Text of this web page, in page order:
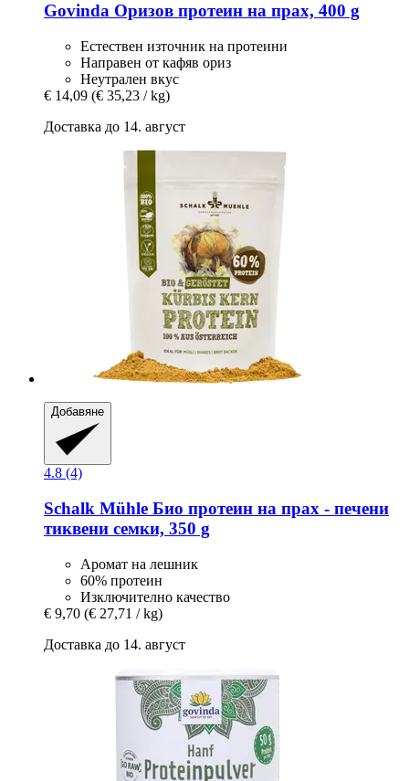
Govinda Оризов протеин на прах, 400 g
Естествен източник на протеини
Направен от кафяв ориз
Неутрален вкус
€ 14,09 (€ 35,23 / kg)
Доставка до 14. август
Добавяне
4.8 (4)
Schalk Mühle Био протеин на прах -​ печени
тиквени семки, 350 g
Аромат на лешник
60% протеин
Изключително качество
€ 9,70 (€ 27,71 / kg)
Доставка до 14. август